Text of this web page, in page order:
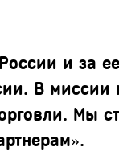
и за
В
Мы